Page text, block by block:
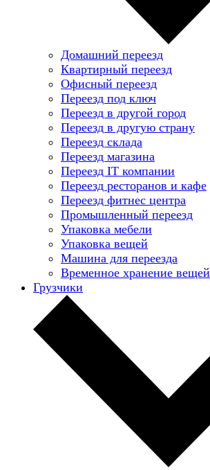
Домашний переезд
Квартирный переезд
Офисный переезд
Переезд под ключ
Переезд в другой город
Переезд в другую страну
Переезд склада
Переезд магазина
Переезд IT компании
Переезд ресторанов и кафе
Переезд фитнес центра
Промышленный переезд
Упаковка мебели
Упаковка вещей
Машина для переезда
Временное хранение вещей
Грузчики